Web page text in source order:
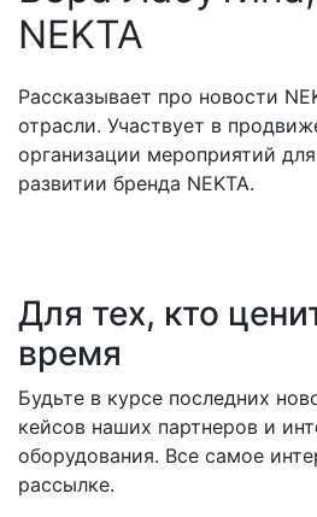
NEKTA
Рассказывает про новости
отрасли. Участвует в
организации мероприятий
развитии бренда NEKTA.
Для тех, кто
время
Будьте в курсе последних
кейсов наших партнеров и
оборудования. Все самое
рассылке.